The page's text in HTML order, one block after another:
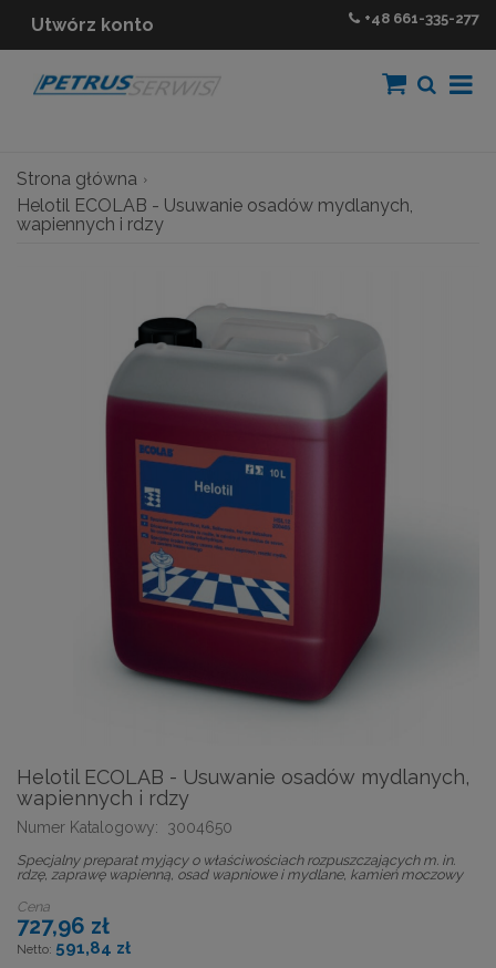
Utwórz konto +48 661-335-277
Strona główna
Helotil ECOLAB - Usuwanie osadów mydlanych,
wapiennych i rdzy
Helotil ECOLAB - Usuwanie osadów mydlanych,
wapiennych i rdzy
Numer Katalogowy: 3004650
Specjalny preparat myjący o właściwościach rozpuszczających m. in.
rdzę, zaprawę wapienną, osad wapniowe i mydlane, kamień moczowy
Cena
727,96 zł
591,84 zł